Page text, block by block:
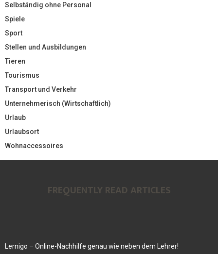
Selbständig ohne Personal
Spiele
Sport
Stellen und Ausbildungen
Tieren
Tourismus
Transport und Verkehr
Unternehmerisch (Wirtschaftlich)
Urlaub
Urlaubsort
Wohnaccessoires
FREQUENTLY READ ARTICLES
Lernigo – Online-Nachhilfe genau wie neben dem Lehrer!